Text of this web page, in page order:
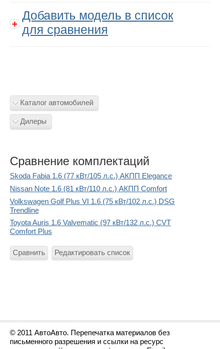
Добавить модель в список
для сравнения
Каталог автомобилей
Дилеры
Сравнение комплектаций
Skoda Fabia 1.6 (77 кВт/105 л.с.) АКПП Elegance
Nissan Note 1.6 (81 кВт/110 л.с.) АКПП Comfort
Volkswagen Golf Plus VI 1.6 (75 кВт/102 л.с.) DSG
Trendline
Toyota Auris 1.6 Valvematic (97 кВт/132 л.с.) CVT
Comfort Plus
Сравнить Редактировать список
© 2011 АвтоАвто. Перепечатка материалов без
письменного разрешения и ссылки на ресурс